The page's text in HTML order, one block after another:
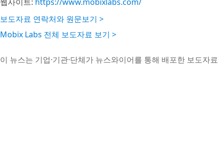
보도자료 연락처와 원문보기 >
Mobix Labs 전체 보도자료 보기 >
이 뉴스는 기업·기관·단체가 뉴스와이어를 통해 배포한 보도자